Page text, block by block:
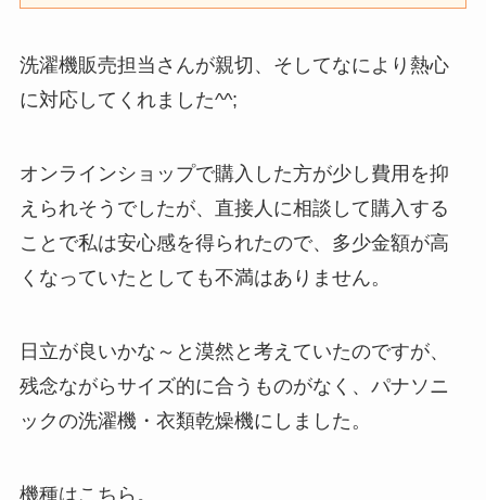
洗濯機販売担当さんが親切、そしてなにより熱心
に対応してくれました^^;
オンラインショップで購入した方が少し費用を抑
えられそうでしたが、直接人に相談して購入する
ことで私は安心感を得られたので、多少金額が高
くなっていたとしても不満はありません。
日立が良いかな～と漠然と考えていたのですが、
残念ながらサイズ的に合うものがなく、パナソニ
ックの洗濯機・衣類乾燥機にしました。
機種はこちら。